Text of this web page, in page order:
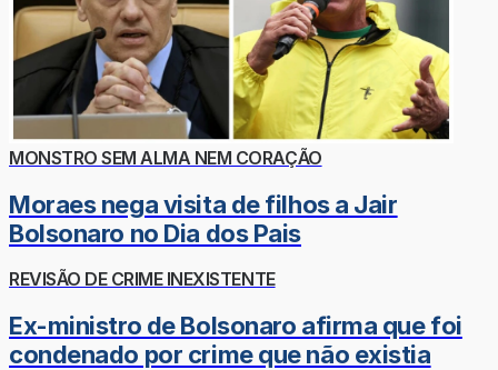
MONSTRO SEM ALMA NEM CORAÇÃO
Moraes nega visita de filhos a Jair
Bolsonaro no Dia dos Pais
REVISÃO DE CRIME INEXISTENTE
Ex-ministro de Bolsonaro afirma que foi
condenado por crime que não existia